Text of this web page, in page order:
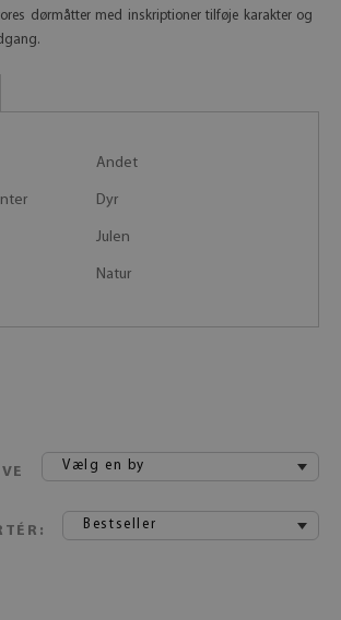
dørmåtter med inskriptioner tilføje karakter og
Andet
Dyr
Julen
Natur
Vælg en by
Bestseller